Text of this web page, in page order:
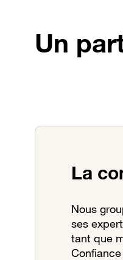
Un
La
Nous
ses
tant que